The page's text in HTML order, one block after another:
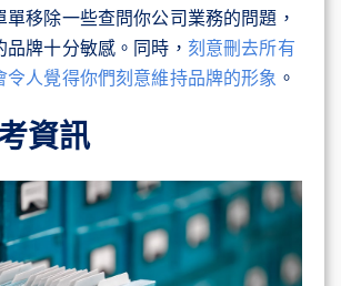
移除一些查問你公司業務的問題，
牌十分敏感。同時， 刻意刪去所有
令人覺得你們刻意維持品牌的形象 。
資訊